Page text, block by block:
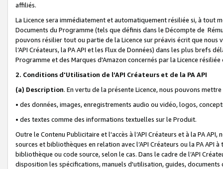
affiliés.
La Licence sera immédiatement et automatiquement résiliée si, à
Documents du Programme (tels que définis dans le Décompte de
pouvons résilier tout ou partie de la Licence sur préavis écrit que
l’API Créateurs, la PA API et les Flux de Données) dans les plus
Programme et des Marques d'Amazon concernés par la Licence
2. Conditions d'Utilisation de l’API Créateurs et de la PA API
(a) Description. En vertu de la présente Licence, nous pouvons
• des données, images, enregistrements audio ou vidéo, logos,
• des textes comme des informations textuelles sur le Produit.
Outre le Contenu Publicitaire et l'accès à l’API Créateurs et à la PA
sources et bibliothèques en relation avec l’API Créateurs ou la PA
bibliothèque ou code source, selon le cas. Dans le cadre de l’API
disposition les spécifications, manuels d'utilisation, guides,